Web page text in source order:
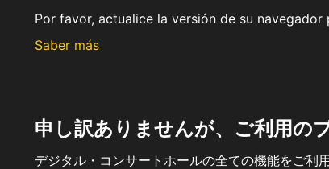
Por favor, actualice la versión de su
Saber más
申し訳ありませんが、ご利用の
デジタル・コンサートホールの全ての機能をご利